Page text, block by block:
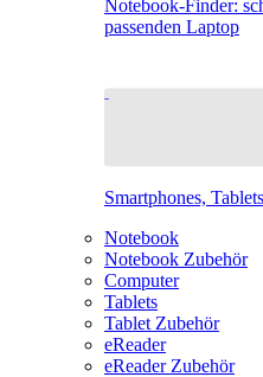
Notebook-Finder:
passenden Laptop
Smartphones,
Notebook
Notebook Zubehör
Computer
Tablets
Tablet Zubehör
eReader
eReader Zubehör